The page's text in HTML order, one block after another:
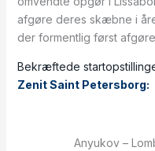
afgøre deres skæbne i
der formentlig først
Bekræftede
Zenit Saint Petersborg:
Anyukov –